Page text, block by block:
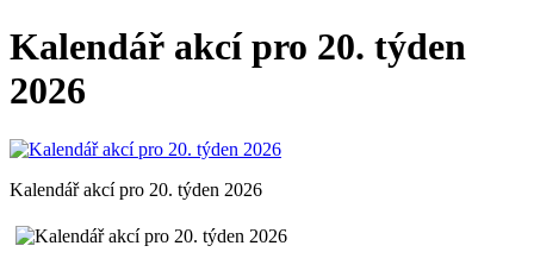
Kalendář akcí pro 20. týden
2026
Kalendář akcí pro 20. týden 2026